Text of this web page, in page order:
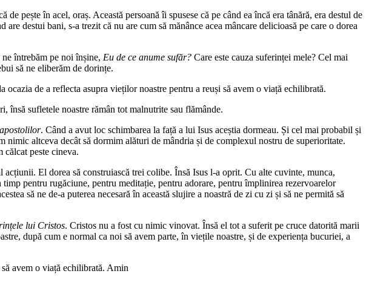
pește în acel, oraș. Această persoană îi spusese că pe când ea încă era tânără, era destul de
destui bani, s-a trezit că nu are cum să mănânce acea mâncare delicioasă pe care o dorea
ne întrebăm pe noi înșine, Eu de ce anume sufăr? Care este cauza suferinței mele? Cel mai
să ne eliberăm de dorințe.
de a reflecta asupra vieților noastre pentru a reuși să avem o viață echilibrată.
însă sufletele noastre rămân tot malnutrite sau flămânde.
. Când a avut loc schimbarea la față a lui Isus aceștia dormeau. Și cel mai probabil și
altceva decât să dormim alături de mândria și de complexul nostru de superioritate.
călcat peste cineva.
acțiunii. El dorea să construiască trei colibe. Însă Isus l-a oprit. Cu alte cuvinte, munca,
pentru rugăciune, pentru meditație, pentru adorare, pentru împlinirea rezervoarelor
să ne de-a puterea necesară în această slujire a noastră de zi cu zi și să ne permită să
lui Cristos. Cristos nu a fost cu nimic vinovat. Însă el tot a suferit pe cruce datorită marii
după cum e normal ca noi să avem parte, în viețile noastre, și de experiența bucuriei, a
avem o viață echilibrată. Amin